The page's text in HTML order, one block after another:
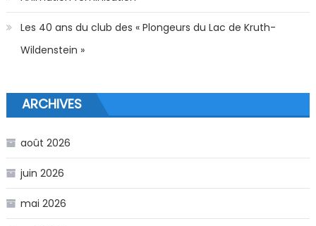
Les 40 ans du club des « Plongeurs du Lac de Kruth-
Wildenstein »
ARCHIVES
août 2026
juin 2026
mai 2026